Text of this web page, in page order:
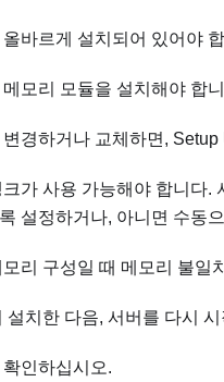
바르게 설치되어 있어야
모리 모듈을 설치해야 합
경하거나 교체하면,
크가 사용 가능해야 합니다
설정하거나, 아니면 수동
리 구성일 때 메모리 불일
설치한 다음, 서버를 다시
인하십시오.